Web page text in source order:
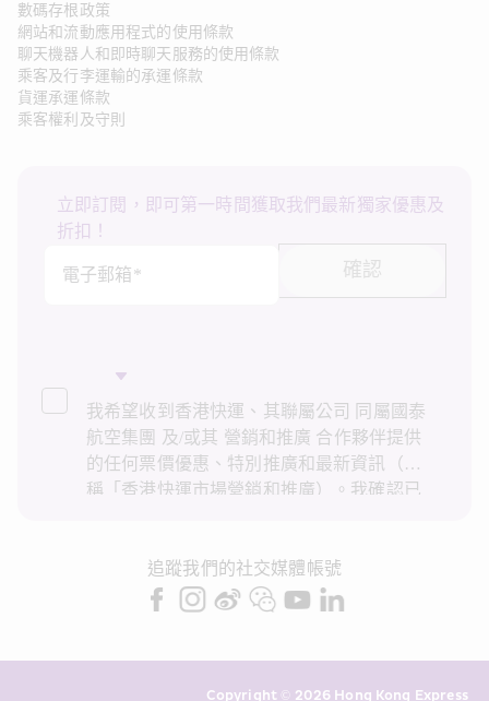
數碼存根政策
網站和流動應用程式的使用條款
聊天機器人和即時聊天服務的使用條款
乘客及行李運輸的承運條款
貨運承運條款
乘客權利及守則
立即訂閱，即可第一時間獲取我們最新獨家優惠及
折扣！
電子郵箱*
確認
我希望收到香港快運、其聯屬公司 同屬國泰
航空集團 及/或其 營銷和推廣 合作夥伴提供
的任何票價優惠、特別推廣和最新資訊（統
稱「香港快運市場營銷和推廣）。我確認已
錄進行直接市場營銷和推廣。我知悉在未經
我的同意下，香港快運不會使用我的個人資
追蹤我們的社交媒體帳號
Copyright © 2026 Hong Kong Express